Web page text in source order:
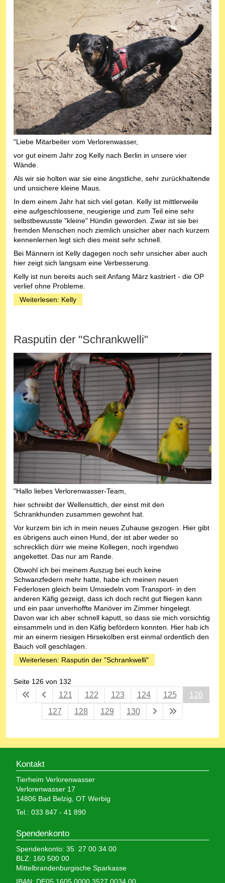
"Liebe Mitarbeiter vom Verlorenwasser,
vor gut einem Jahr zog Kelly nach Berlin in unsere vier
Wände.
Als wir sie holten war sie eine ängstliche, sehr zurückhaltende
und unsichere kleine Maus.
In dem einem Jahr hat sich viel getan. Kelly ist mittlerweile
eine aufgeschlossene, neugierige und zum Teil eine sehr
selbstbewusste "kleine" Hündin geworden. Zwar ist sie bei
fremden Menschen noch ziemlich unsicher aber nach kurzem
kennenlernen legt sich dies meist sehr schnell.
Bei Männern ist Kelly dagegen noch sehr unsicher aber auch
hier zeigt sich langsam eine Verbesserung.
Kelly ist nun bereits auch seit Anfang März kastriert - die OP
verlief ohne Probleme.
Weiterlesen: Kelly
Rasputin der "Schrankwelli"
"Hallo liebes Verlorenwasser-Team,
hier schreibt der Wellensittich, der einst mit den
Schrankhunden zusammen gewohnt hat.
Vor kurzem bin ich in mein neues Zuhause gezogen. Hier gibt
es übrigens auch einen Hund, der ist aber weder so
schrecklich dürr wie meine Kollegen, noch irgendwo
angekettet. Das nur am Rande.
Obwohl ich bei meinem Auszug bei euch keine
Schwanzfedern mehr hatte, habe ich meinen neuen
Federlosen gleich beim Umsiedeln vom Transport- in den
anderen Käfig gezeigt, dass ich doch recht gut fliegen kann
und ein paar unverhoffte Manöver im Zimmer hingelegt.
Davon war ich aber schnell kaputt, so dass sie mich vorsichtig
einsammeln und in den Käfig befördern konnten. Hier hab ich
mir an einerm riesigen Hirsekolben erst einmal ordentlich den
Bauch voll geschlagen.
Weiterlesen: Rasputin der "Schrankwelli"
Seite 126 von 132
121 122 123 124 125
126
127
128 129 130
Kontakt
Tierheim Verlorenwasser
Verlorenwasser 17
14806 Bad Belzig, OT Werbig
Tel.: 033 847 - 41 890
Spendenkonto
Spendenkonto: 35 27 00 34 00
BLZ: 160 500 00
Mittelbrandenburgische Sparkasse